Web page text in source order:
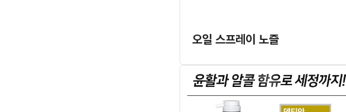
오일 스프레이 노즐